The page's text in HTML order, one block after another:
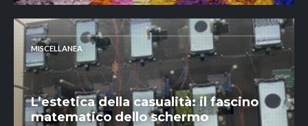
MISCELLANEA
L’estetica della casualità: il fascino
matematico dello schermo